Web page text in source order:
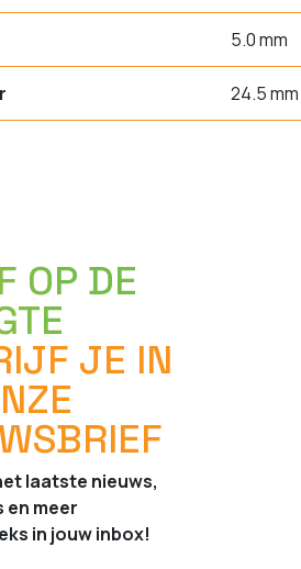
5.0 mm
24.5 mm
OP DE
JE IN
laatste nieuws,
meer
in jouw inbox!